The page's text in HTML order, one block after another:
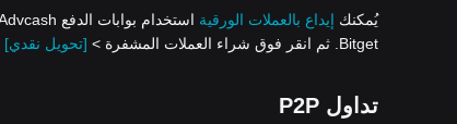
يُمكنك إيداع بالعملات الورقية
Bitget. ثم انقر فوق شراء العملات المشفرة >
[تحويل نقدي]
تداول P2P